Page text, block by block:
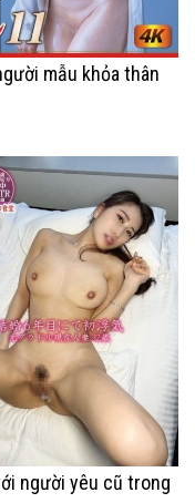
mẫu khỏa thân
người yêu cũ trong